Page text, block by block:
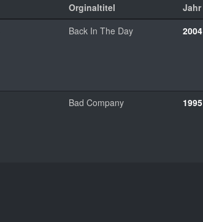
Orginaltitel Jahr
Back In The Day 2004
Bad Company 1995